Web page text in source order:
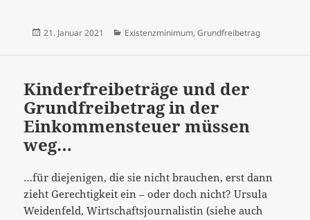
Veröffentlicht
21. Januar 2021 Kategorien
Existenzminimum, Grundfreibetrag
Kinderfreibeträge und der
Grundfreibetrag in der
Einkommensteuer müssen
weg…
…für diejenigen, die sie nicht brauchen, erst dann
zieht Gerechtigkeit ein – oder doch nicht? Ursula
Weidenfeld, Wirtschaftsjournalistin (siehe auch